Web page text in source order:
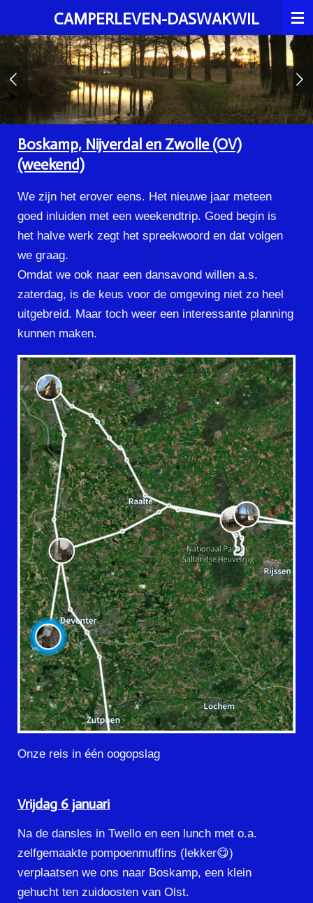
direct
naar
de
hoofdinhoud
CAMPERLEVEN-DASWAKWIL
Boskamp, Nijverdal en Zwolle (OV)
(weekend)
We zijn het erover eens. Het nieuwe jaar meteen
goed inluiden met een weekendtrip. Goed begin is
het halve werk zegt het spreekwoord en dat volgen
we graag.
Omdat we ook naar een dansavond willen a.s.
zaterdag, is de keus voor de omgeving niet zo heel
uitgebreid. Maar toch weer een interessante planning
kunnen maken.
Onze reis in één oogopslag
Vrijdag 6 januari
Na de dansles in Twello en een lunch met o.a.
zelfgemaakte pompoenmuffins (lekker😋)
verplaatsen we ons naar Boskamp, een klein
gehucht ten zuidoosten van Olst.